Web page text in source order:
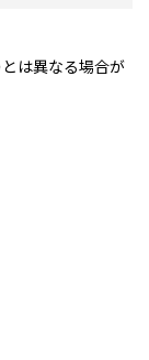
は異なる場合が